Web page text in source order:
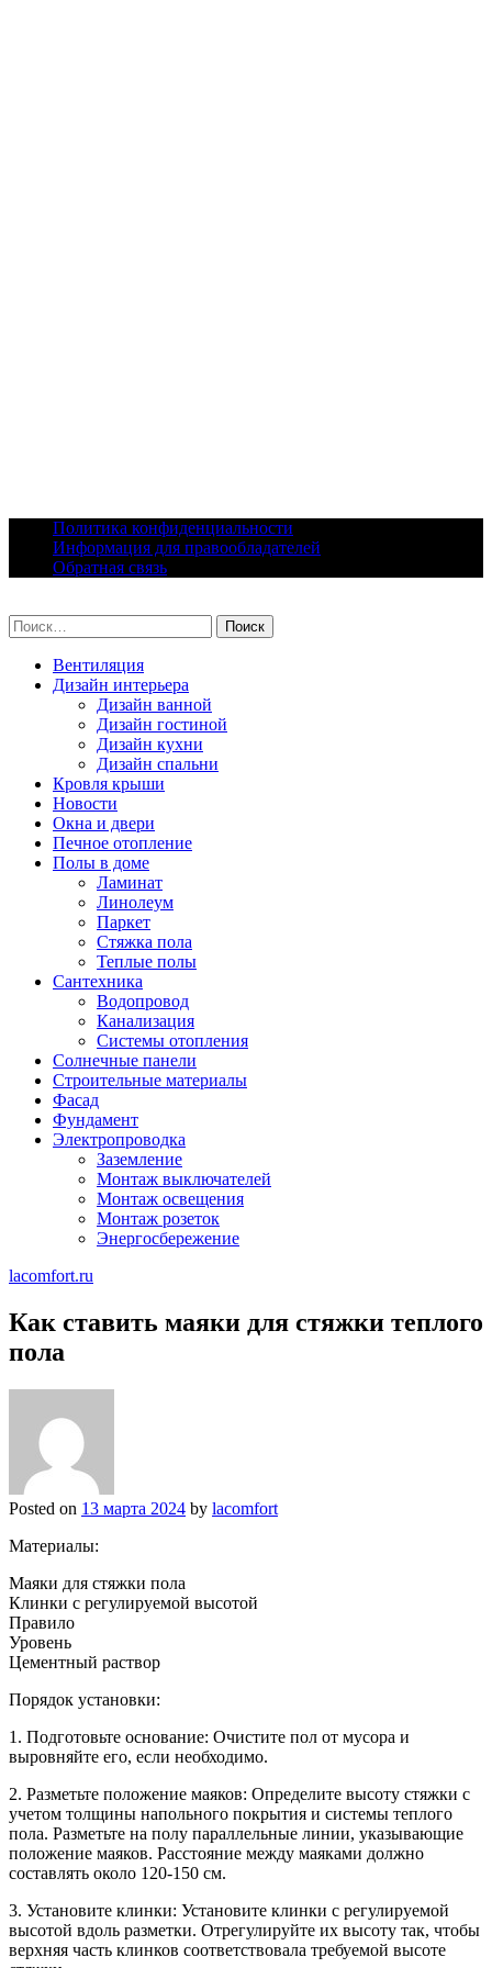
content
Политика конфиденциальности
Информация для правообладателей
Обратная связь
Найти:
Вентиляция
Дизайн интерьера
Дизайн ванной
Дизайн гостиной
Дизайн кухни
Дизайн спальни
Кровля крыши
Новости
Окна и двери
Печное отопление
Полы в доме
Ламинат
Линолеум
Паркет
Стяжка пола
Теплые полы
Сантехника
Водопровод
Канализация
Системы отопления
Солнечные панели
Строительные материалы
Фасад
Фундамент
Электропроводка
Заземление
Монтаж выключателей
Монтаж освещения
Монтаж розеток
Энергосбережение
lacomfort.ru
Как ставить маяки для стяжки теплого
пола
Posted on 13 марта 2024 by lacomfort
Материалы:
Маяки для стяжки пола
Клинки с регулируемой высотой
Правило
Уровень
Цементный раствор
Порядок установки:
1. Подготовьте основание: Очистите пол от мусора и
выровняйте его, если необходимо.
2. Разметьте положение маяков: Определите высоту стяжки с
учетом толщины напольного покрытия и системы теплого
пола. Разметьте на полу параллельные линии, указывающие
положение маяков. Расстояние между маяками должно
составлять около 120-150 см.
3. Установите клинки: Установите клинки с регулируемой
высотой вдоль разметки. Отрегулируйте их высоту так, чтобы
верхняя часть клинков соответствовала требуемой высоте